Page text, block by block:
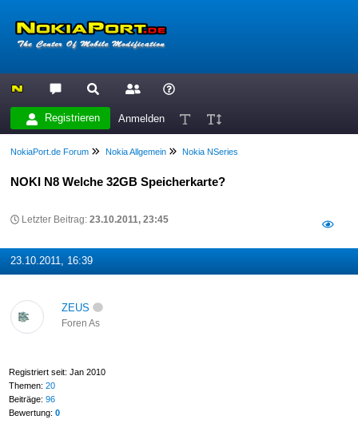
Registrieren Anmelden
NokiaPort.de Forum Nokia Allgemein Nokia NSeries
NOKI N8 Welche 32GB Speicherkarte?
Letzter Beitrag:23.10.2011, 23:45
23.10.2011, 16:39
ZEUS
Foren As
Registriert seit: Jan 2010
Themen: 20
Beiträge: 96
Bewertung: 0